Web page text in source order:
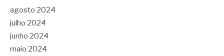
agosto 2024
julho 2024
junho 2024
maio 2024